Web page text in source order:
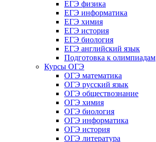
ЕГЭ физика
ЕГЭ информатика
ЕГЭ химия
ЕГЭ история
ЕГЭ биология
ЕГЭ английский язык
Подготовка к олимпиадам
Курсы ОГЭ
ОГЭ математика
ОГЭ русский язык
ОГЭ обществознание
ОГЭ химия
ОГЭ биология
ОГЭ информатика
ОГЭ история
ОГЭ литература